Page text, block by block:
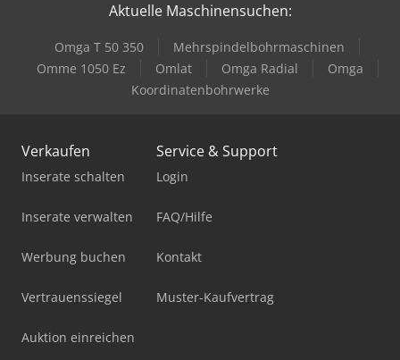
Aktuelle Maschinensuchen:
Omga T 50 350
Mehrspindelbohrmaschinen
Omme 1050 Ez
Omlat Omga Radial
Omga
Koordinatenbohrwerke
Verkaufen
Inserate schalten
Inserate verwalten
Werbung buchen
Vertrauenssiegel
Auktion einreichen
Service & Support
Login
FAQ/Hilfe
Kontakt
Muster-Kaufvertrag